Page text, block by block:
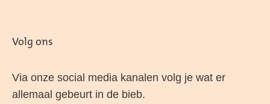
Volg ons
Via onze social media kanalen volg je wat er
allemaal gebeurt in de bieb.